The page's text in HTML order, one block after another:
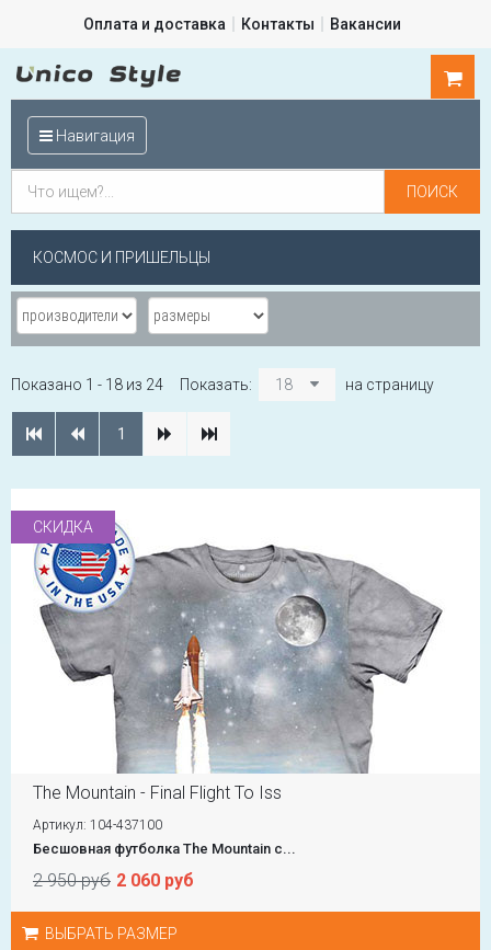
Оплата и доставка Контакты Вакансии
Навигация
КОСМОС И ПРИШЕЛЬЦЫ
Показано 1 - 18 из 24 Показать: 18 на страницу
1
СКИДКА
The Mountain - Final Flight To Iss
Артикул: 104-437100
Бесшовная футболка The Mountain с...
2 950 руб 2 060 руб
ВЫБРАТЬ РАЗМЕР